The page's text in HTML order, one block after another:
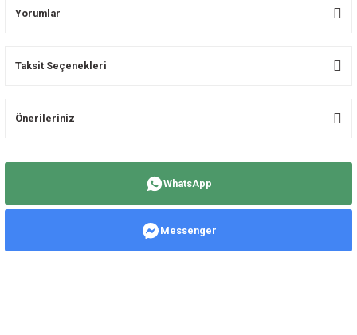
Yorumlar
Taksit Seçenekleri
Önerileriniz
Ürün resmi kalitesiz, bozuk veya görüntülenemiyor.
WhatsApp
Messenger